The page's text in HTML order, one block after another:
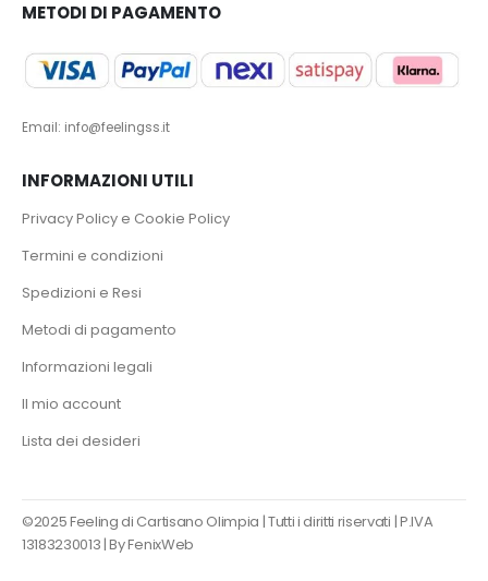
METODI DI PAGAMENTO
Email: info@feelingss.it
INFORMAZIONI UTILI
Privacy Policy e Cookie Policy
Termini e condizioni
Spedizioni e Resi
Metodi di pagamento
Informazioni legali
Il mio account
Lista dei desideri
©2025 Feeling di Cartisano Olimpia | Tutti i diritti riservati | P.IVA
13183230013 |By FenixWeb